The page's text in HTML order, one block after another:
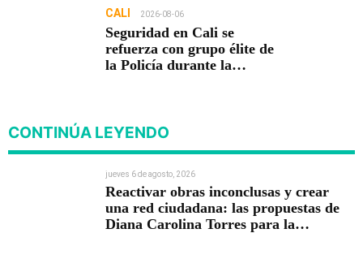
CALI 2026-08-06
Seguridad en Cali se
refuerza con grupo élite de
la Policía durante la
CONTINÚA LEYENDO
jueves 6 de agosto, 2026
Reactivar obras inconclusas y crear
una red ciudadana: las propuestas de
Diana Carolina Torres para la